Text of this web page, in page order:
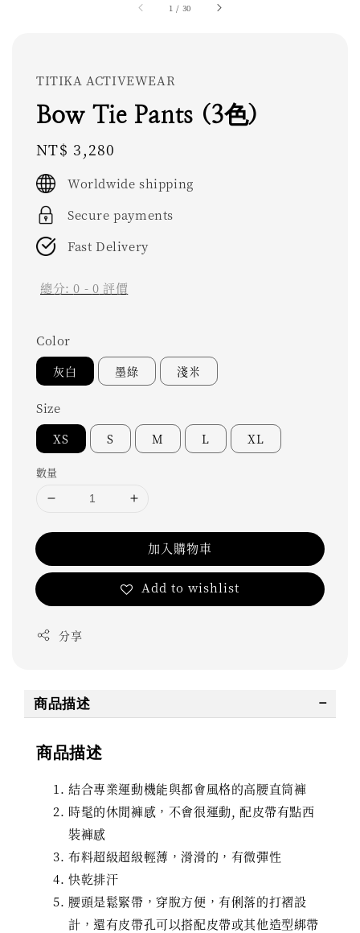
1 / 30
TITIKA ACTIVEWEAR
Bow Tie Pants (3色)
Regular
price
NT$ 3,280
Worldwide shipping
Secure payments
Fast Delivery
總分:0 - 0 評價
Color
灰白 墨綠 淺米
Size
XS S M L XL
數量
加入購物車
Add to wishlist
分享
商品描述
商品描述
結合專業運動機能與都會風格的高腰直筒褲
時髦的休閒褲感，不會很運動, 配皮帶有點西
裝褲感
布料超級超級輕薄，滑滑的，有微彈性
快乾排汗
腰頭是鬆緊帶，穿脫方便，有俐落的打褶設
計，還有皮帶孔可以搭配皮帶或其他造型綁帶